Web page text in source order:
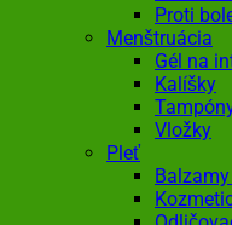
Proti
Menštruácia
Gél na
Kalíšky
Vložky
Pleť